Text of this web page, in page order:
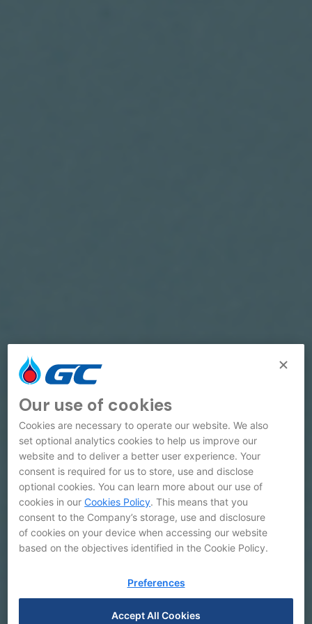
Our use of cookies
Cookies are necessary to operate our website. We also
set optional analytics cookies to help us improve our
website and to deliver a better user experience. Your
consent is required for us to store, use and disclose
optional cookies. You can learn more about our use of
cookies in ourCookies Policy. This means that you
consent to the Company’s storage, use and disclosure
of cookies on your device when accessing our website
based on the objectives identified in the Cookie Policy.
Preferences
Accept All Cookies